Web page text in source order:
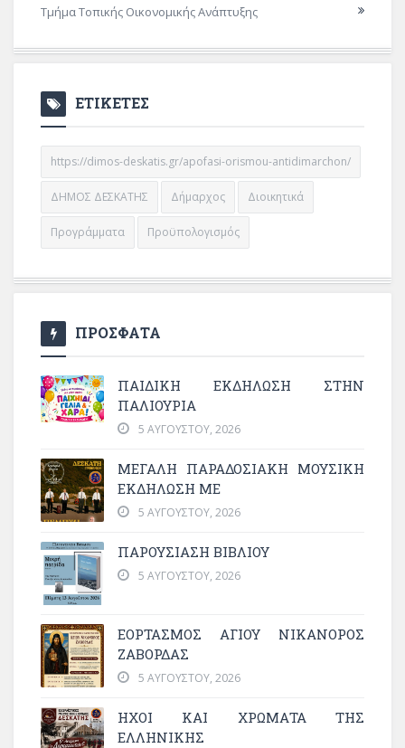
Τμήμα Τοπικής Οικονομικής Ανάπτυξης
ΕΤΙΚΕΤΕΣ
https://dimos-deskatis.gr/apofasi-orismou-antidimarchon/
ΔΗΜΟΣ ΔΕΣΚΑΤΗΣ Δήμαρχος Διοικητικά
Προγράμματα Προϋπολογισμός
ΠΡΟΣΦΑΤΑ
ΠΑΙΔΙΚΗ ΕΚΔΗΛΩΣΗ ΣΤΗΝ
ΠΑΛΙΟΥΡΙΑ
5 ΑΥΓΟΎΣΤΟΥ, 2026
ΜΕΓΆΛΗ ΠΑΡΑΔΟΣΙΑΚΉ ΜΟΥΣΙΚΉ
ΕΚΔΉΛΩΣΗ ΜΕ
5 ΑΥΓΟΎΣΤΟΥ, 2026
ΠΑΡΟΥΣΙΑΣΗ ΒΙΒΛΙΟΥ
5 ΑΥΓΟΎΣΤΟΥ, 2026
ΕΟΡΤΑΣΜΟΣ ΑΓΙΟΥ ΝΙΚΑΝΟΡΟΣ
ΖΑΒΟΡΔΑΣ
5 ΑΥΓΟΎΣΤΟΥ, 2026
ΗΧΟΙ ΚΑΙ ΧΡΩΜΑΤΑ ΤΗΣ
ΕΛΛΗΝΙΚΗΣ